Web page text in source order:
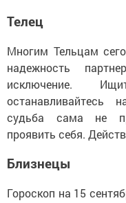
Телец
Многим Тельцам
надежность
исключение.
останавливайтесь
судьба сама не
проявить себя.
Близнецы
Гороскоп на 15